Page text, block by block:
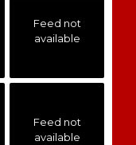
Feed not
available
Feed not
available